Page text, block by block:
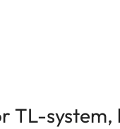
TL-system,